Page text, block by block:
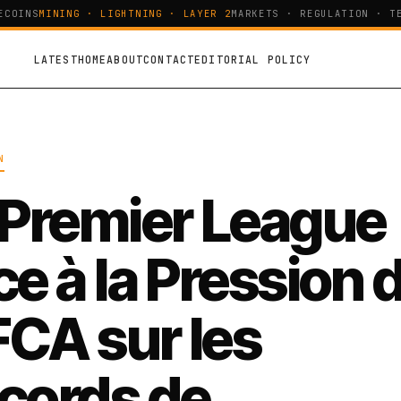
MINING · LIGHTNING · LAYER 2 MARKETS · REGULATION ·
LATESTHOMEABOUTCONTACTEDITORIAL POLICY
League
à la Pression
sur les